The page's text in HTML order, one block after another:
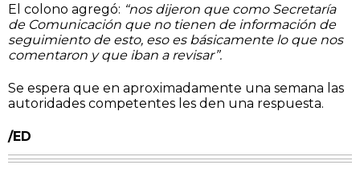
El colono agregó: “nos dijeron que como Secretaría
de Comunicación que no tienen de información de
seguimiento de esto, eso es básicamente lo que nos
comentaron y que iban a revisar”.
Se espera que en aproximadamente una semana las
autoridades competentes les den una respuesta.
/ED